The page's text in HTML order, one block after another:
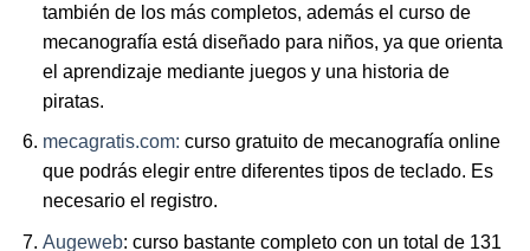
también de los más completos, además el curso de
mecanografía está diseñado para niños, ya que orienta
el aprendizaje mediante juegos y una historia de
piratas.
mecagratis.com: curso gratuito de mecanografía online
que podrás elegir entre diferentes tipos de teclado. Es
necesario el registro.
Augeweb: curso bastante completo con un total de 131